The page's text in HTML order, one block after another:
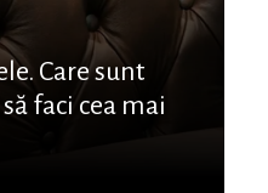
Care sunt
faci cea mai